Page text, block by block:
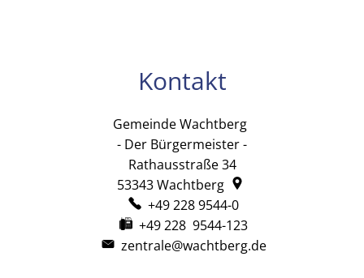
Kontakt
Gemeinde Wachtberg
- Der Bürgermeister -
Rathausstraße 34
53343Wachtberg
+49 228 9544-0
+49 228 9544-123
zentrale@wachtberg.de